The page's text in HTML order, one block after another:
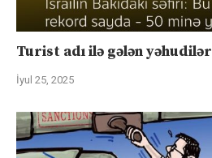
Turist adı ilə gələn yəhudilər
İyul 25, 2025